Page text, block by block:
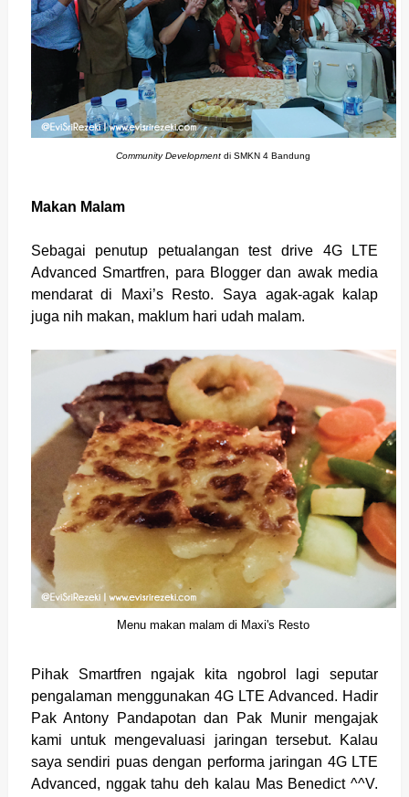
Community Development di SMKN 4 Bandung
Makan Malam
Sebagai penutup petualangan test drive 4G LTE
Advanced Smartfren, para Blogger dan awak media
mendarat di Maxi’s Resto. Saya agak-agak kalap
juga nih makan, maklum hari udah malam.
Menu makan malam di Maxi's Resto
Pihak Smartfren ngajak kita ngobrol lagi seputar
pengalaman menggunakan 4G LTE Advanced. Hadir
Pak Antony Pandapotan dan Pak Munir mengajak
kami untuk mengevaluasi jaringan tersebut. Kalau
saya sendiri puas dengan performa jaringan 4G LTE
Advanced, nggak tahu deh kalau Mas Benedict ^^V.